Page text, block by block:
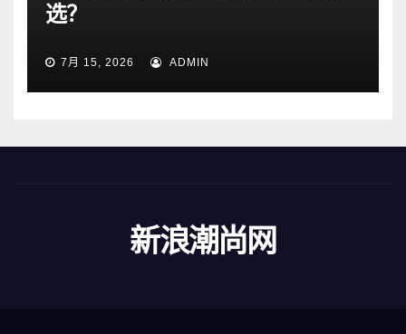
选？
7月 15, 2026 ADMIN
新浪潮尚网